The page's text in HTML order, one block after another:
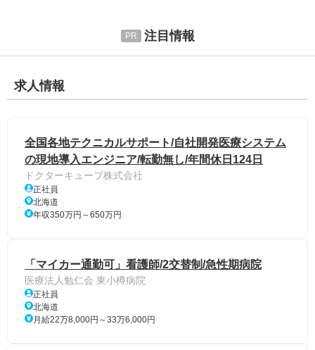
注目情報
求人情報
全国各地テクニカルサポート/自社開発医療システム
の現地導入エンジニア/転勤無し/年間休日124日
ドクターキューブ株式会社
正社員
北海道
年収350万円～650万円
「マイカー通勤可」看護師/2交替制/急性期病院
医療法人勉仁会 東小樽病院
正社員
北海道
月給22万8,000円～33万6,000円